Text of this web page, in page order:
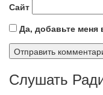
Сайт
Да, добавьте меня
Слушать